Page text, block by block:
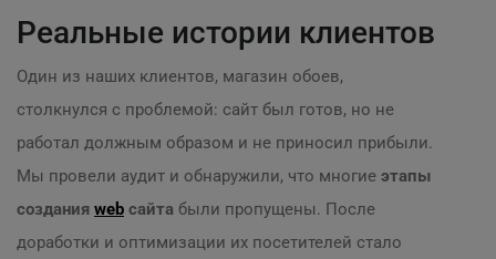
Реальные истории клиентов
Один из наших клиентов, магазин обоев,
столкнулся с проблемой: сайт был готов, но не
работал должным образом и не приносил прибыли.
Мы провели аудит и обнаружили, что многие этапы
создания web сайта были пропущены. После
доработки и оптимизации их посетителей стало